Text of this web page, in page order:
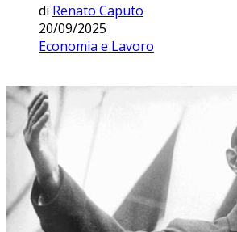
di Renato Caputo
20/09/2025
Economia e Lavoro